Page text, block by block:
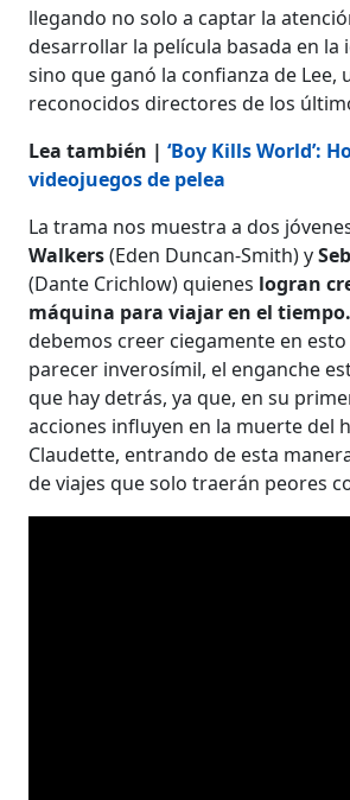
llegando no solo a captar la
desarrollar la película basada en la
sino que ganó la confianza de Lee,
reconocidos directores de los
Lea también |‘Boy Kills World’:
videojuegos de pelea
La trama nos muestra a dos
Walkers(Eden Duncan-Smith) y
(Dante Crichlow) quienes logran
máquina para viajar en el tiempo.
debemos creer ciegamente en
parecer inverosímil, el enganche
que hay detrás, ya que, en su
acciones influyen en la muerte del
Claudette, entrando de esta
de viajes que solo traerán peores